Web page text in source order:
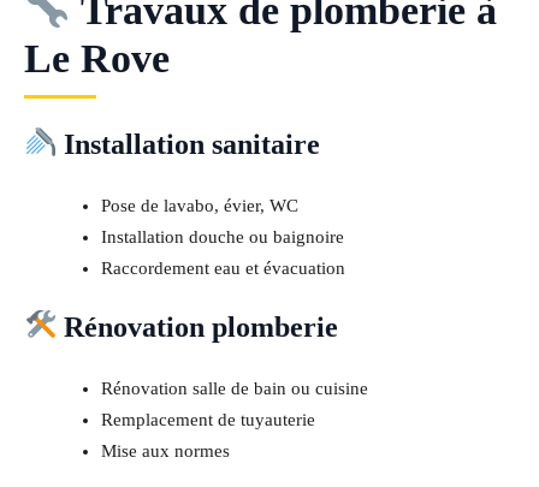
Travaux de plomberie à
Le Rove
Installation sanitaire
Pose de lavabo, évier, WC
Installation douche ou baignoire
Raccordement eau et évacuation
Rénovation plomberie
Rénovation salle de bain ou cuisine
Remplacement de tuyauterie
Mise aux normes